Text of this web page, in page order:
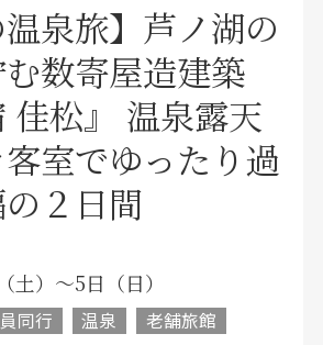
温泉旅】芦ノ湖の
数寄屋造建築
佳松』 温泉露天
室でゆったり過
２日間
土）〜5日（日）
同行 温泉 老舗旅館